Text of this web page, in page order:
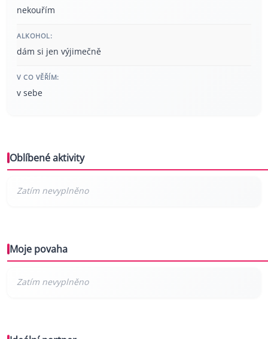
nekouřím
ALKOHOL:
dám si jen výjimečně
V CO VĚŘÍM:
v sebe
Oblíbené aktivity
Moje povaha